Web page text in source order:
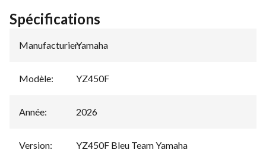
Spécifications
Manufacturier:
Yamaha
Modèle: YZ450F
Année: 2026
Version: YZ450F Bleu Team Yamaha